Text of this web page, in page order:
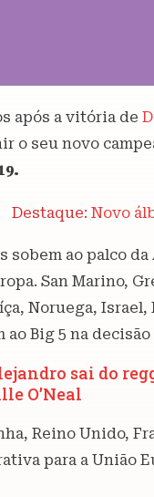
após a vitória de
o seu novo
Destaque: Novo
sobem ao palco
San Marino,
Noruega,
ao Big 5 na
sai do
O’Neal
Reino Unido,
para a União